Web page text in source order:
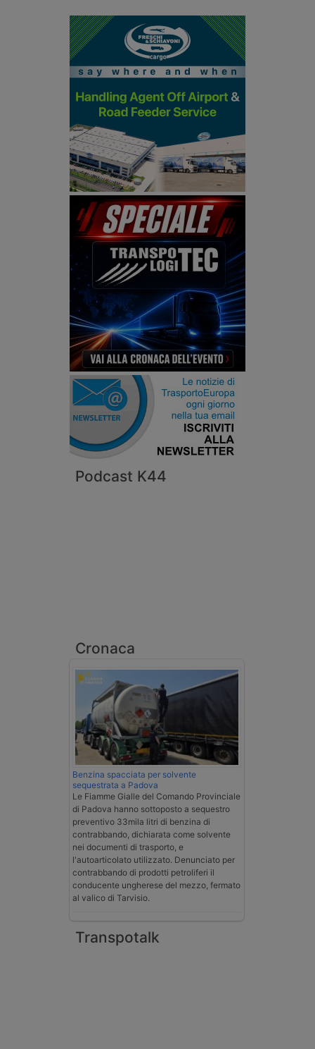
Podcast K44
Cronaca
Benzina spacciata per solvente
sequestrata a Padova
Le Fiamme Gialle del Comando Provinciale
di Padova hanno sottoposto a sequestro
preventivo 33mila litri di benzina di
contrabbando, dichiarata come solvente
nei documenti di trasporto, e
l'autoarticolato utilizzato. Denunciato per
contrabbando di prodotti petroliferi il
conducente ungherese del mezzo, fermato
al valico di Tarvisio.
Transpotalk